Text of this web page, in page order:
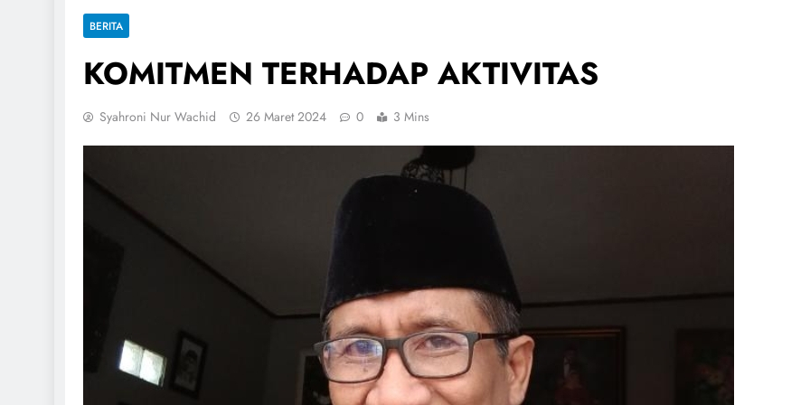
BERITA
KOMITMEN TERHADAP AKTIVITAS
Syahroni Nur Wachid 26 Maret 2024 0 3 Mins
Memaknai Ramadan: Membentuk
Pribadi Disiplin, Penuh Empati, dan
Mengejar Lailatul Qadar